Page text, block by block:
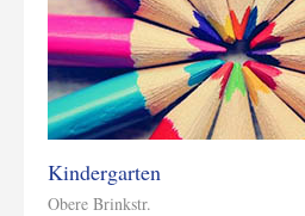
Kindergarten
Obere Brinkstr.